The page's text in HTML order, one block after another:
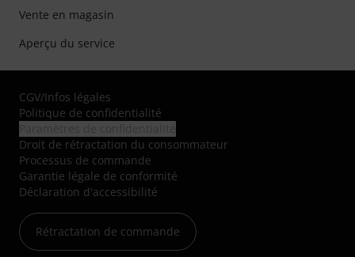
Vente en magasin
Aperçu du service
CGV/Infos légales
Politique de confidentialité
Droit de rétractation du consommateur
Processus de commande
Garantie légale de conformité
Déclaration d'accessibilité
Rétractation de commande